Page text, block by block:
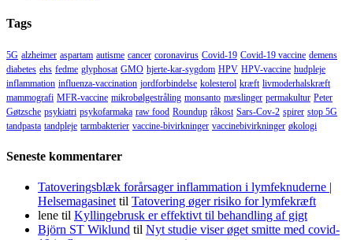
Tags
5G alzheimer aspartam autisme cancer coronavirus Covid-19 Covid-19 vaccine demens
diabetes ehs fedme glyphosat GMO hjerte-kar-sygdom HPV HPV-vaccine hudpleje
inflammation influenza-vaccination jordforbindelse kolesterol kræft livmoderhalskræft
mammografi MFR-vaccine mikrobølgestråling monsanto mæslinger permakultur Peter
Gøtzsche psykiatri psykofarmaka raw food Roundup råkost Sars-Cov-2 spirer stop 5G
tandpasta tandpleje tarmbakterier vaccine-bivirkninger vaccinebivirkninger økologi
Seneste kommentarer
Tatoveringsblæk forårsager inflammation i lymfeknuderne |
Helsemagasinet til Tatovering øger risiko for lymfekræft
lene til Kyllingebrusk er effektivt til behandling af gigt
Björn ST Wiklund til Nyt studie viser øget smitte med covid-